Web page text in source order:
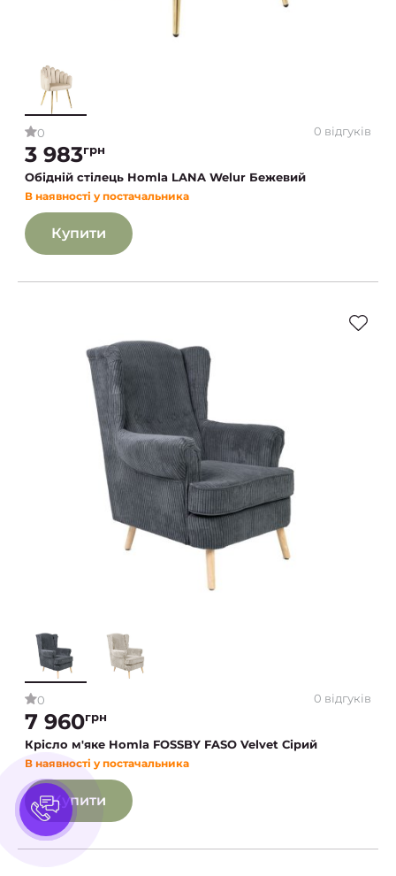
0 0 відгуків
3 983грн
Обідній стілець Homla LANA Welur Бежевий
В наявності у постачальника
Купити
0 0 відгуків
7 960грн
Крісло м'яке Homla FOSSBY FASO Velvet Сірий
В наявності у постачальника
Купити